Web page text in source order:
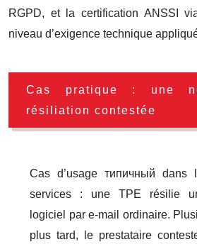
RGPD, et la certification ANSSI
niveau d’exigence technique
Cas pratique : une
résiliation contestée
Cas d’usage типичный dans
services : une TPE résilie
logiciel par e-mail ordinaire.
plus tard, le prestataire